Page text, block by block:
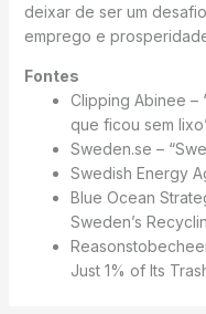
deixar de ser um
emprego e
Fontes
Clipping Abinee –
que ficou sem
Sweden.se –
Swedish Energy
Blue Ocean
Sweden’s
Just 1% of Its